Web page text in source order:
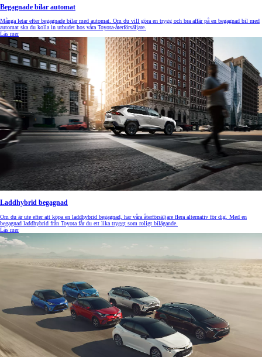
Begagnade bilar automat
Många letar efter begagnade bilar med automat. Om du vill göra en trygg och bra affär på en begagnad bil med
automat ska du kolla in utbudet hos våra Toyota-återförsäljare.
Läs mer
Laddhybrid begagnad
Om du är ute efter att köpa en laddhybrid begagnad, har våra återförsäljare flera alternativ för dig. Med en
begagnad laddhybrid från Toyota får du ett lika tryggt som roligt bilägande.
Läs mer